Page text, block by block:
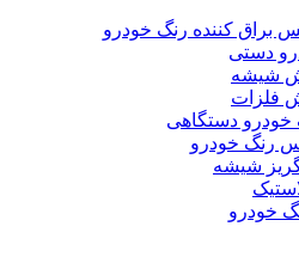
براق کننده رنگ خودرو
دستی
شیشه
فلزات
خودرو دستگاهی
رنگ خودرو
شیشه
خودرو